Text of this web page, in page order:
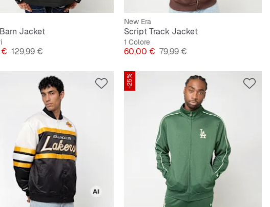
Jacket
Prezzo originale
129,99 €
New Era
Script Track Jacket
1 Colore
Prezzo
60,00 € Prezzo originale
79,99 €
-25%